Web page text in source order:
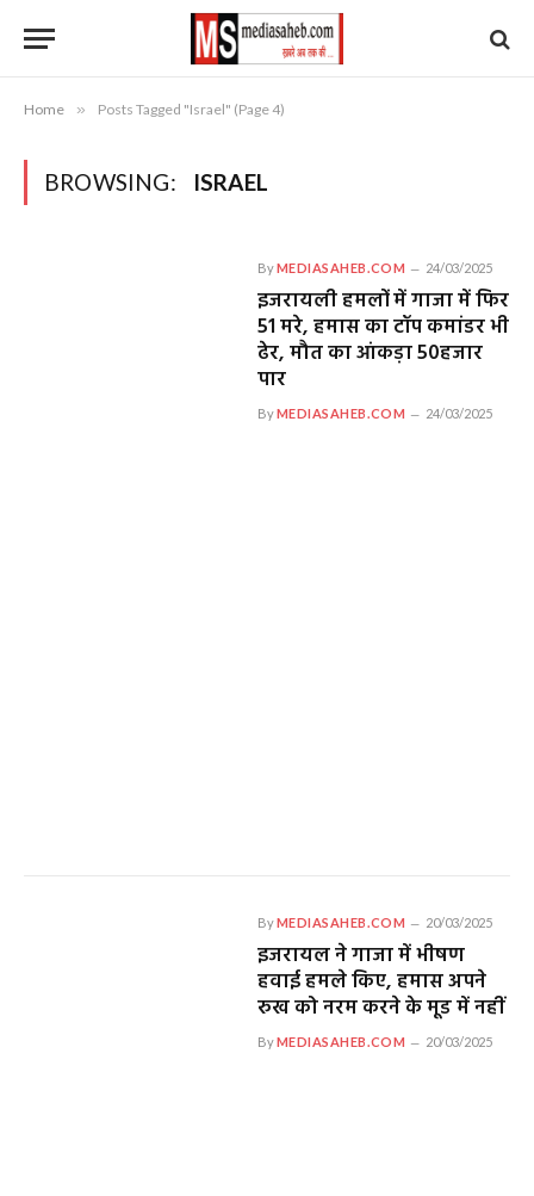
Home » Posts Tagged "Israel" (Page 4)
BROWSING: ISRAEL
ByMEDIASAHEB.COM 24/03/2025
इजरायली हमलों में गाजा में फिर
51 मरे, हमास का टॉप कमांडर भी
ढेर, मौत का आंकड़ा 50हजार
पार
ByMEDIASAHEB.COM 24/03/2025
ByMEDIASAHEB.COM 20/03/2025
इजरायल ने गाजा में भीषण
हवाई हमले किए, हमास अपने
रुख को नरम करने के मूड में नहीं
ByMEDIASAHEB.COM 20/03/2025